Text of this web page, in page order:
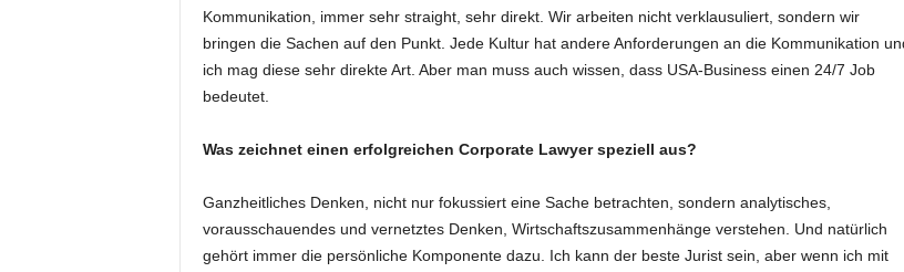
Kommunikation, immer sehr straight, sehr direkt. Wir arbeiten nicht verklausuliert, sondern wir
bringen die Sachen auf den Punkt. Jede Kultur hat andere Anforderungen an die Kommunikation
ich mag diese sehr direkte Art. Aber man muss auch wissen, dass USA-Business einen 24/7 Job
bedeutet.
Was zeichnet einen erfolgreichen Corporate Lawyer speziell aus?
Ganzheitliches Denken, nicht nur fokussiert eine Sache betrachten, sondern analytisches,
vorausschauendes und vernetztes Denken, Wirtschaftszusammenhänge verstehen. Und natürlich
gehört immer die persönliche Komponente dazu. Ich kann der beste Jurist sein, aber wenn ich mit